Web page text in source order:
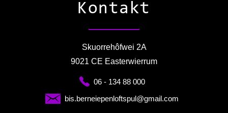
Kontakt
Skuorrehôfwei 2A
9021 CE Easterwierrum
06 - 134 88 000
bis.berneiepenloftspul@gmail.com